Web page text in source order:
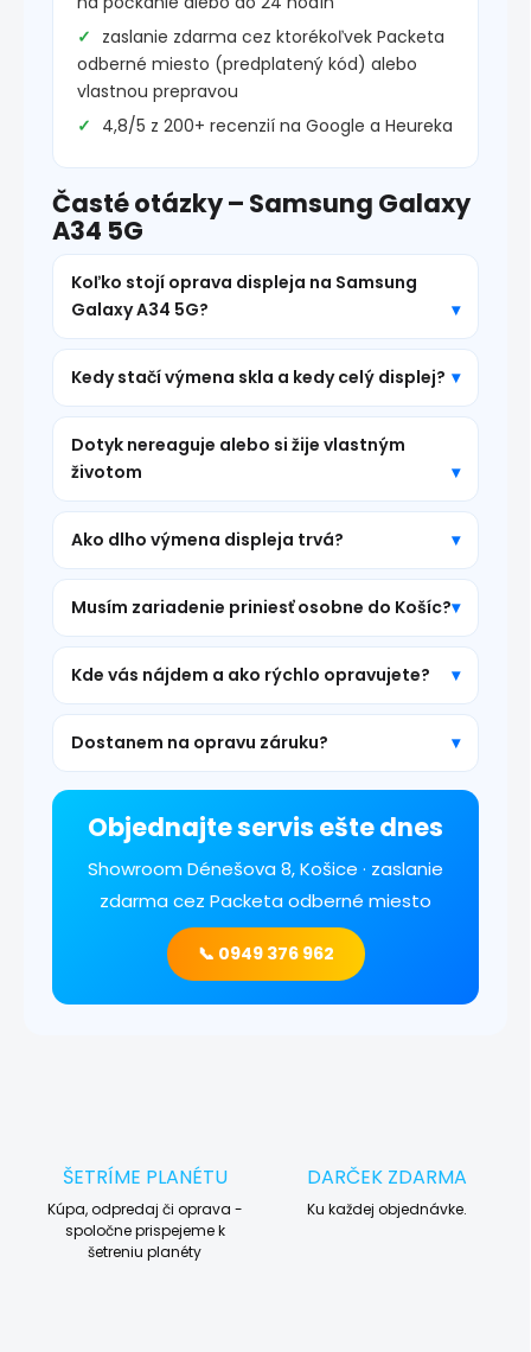
zaslanie zdarma cez ktorékoľvek Packeta
odberné miesto (predplatený kód) alebo
vlastnou prepravou
4,8/5 z 200+ recenzií na Google a Heureka
Časté otázky – Samsung Galaxy
A34 5G
Koľko stojí oprava displeja na Samsung
Galaxy A34 5G?
Kedy stačí výmena skla a kedy celý displej?
Dotyk nereaguje alebo si žije vlastným
životom
Ako dlho výmena displeja trvá?
Musím zariadenie priniesť osobne do Košíc?
Kde vás nájdem a ako rýchlo opravujete?
Dostanem na opravu záruku?
Objednajte servis ešte dnes
Showroom Dénešova 8, Košice · zaslanie
zdarma cez Packeta odberné miesto
📞 0949 376 962
ŠETRÍME PLANÉTU
Kúpa, odpredaj či oprava -
spoločne prispejeme k
šetreniu planéty
DARČEK ZDARMA
Ku každej objednávke.